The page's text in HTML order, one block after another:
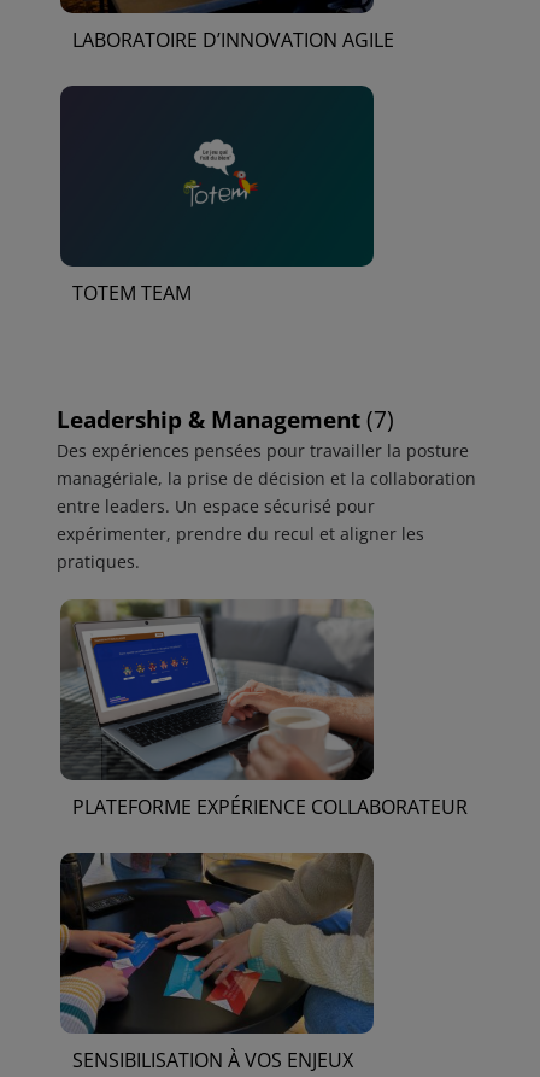
LABORATOIRE D’INNOVATION AGILE
TOTEM TEAM
Leadership & Management(7)
Des expériences pensées pour travailler la posture
managériale, la prise de décision et la collaboration
entre leaders. Un espace sécurisé pour
expérimenter, prendre du recul et aligner les
pratiques.
PLATEFORME EXPÉRIENCE COLLABORATEUR
SENSIBILISATION À VOS ENJEUX